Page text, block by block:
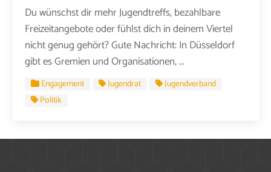
Du wünschst dir mehr Jugendtreffs, bezahlbare
Freizeitangebote oder fühlst dich in deinem Viertel
nicht genug gehört? Gute Nachricht: In Düsseldorf
gibt es Gremien und Organisationen, ...
Engagement Jugendrat
Jugendverband
Politik